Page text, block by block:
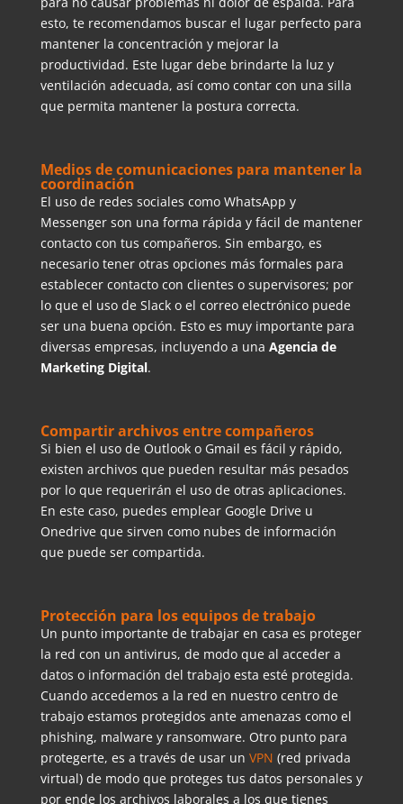
esto, te recomendamos buscar el lugar perfecto para
mantener la concentración y mejorar la
productividad. Este lugar debe brindarte la luz y
ventilación adecuada, así como contar con una silla
que permita mantener la postura correcta.
Medios de comunicaciones para mantener la
coordinación
El uso de redes sociales como WhatsApp y
Messenger son una forma rápida y fácil de mantener
contacto con tus compañeros. Sin embargo, es
necesario tener otras opciones más formales para
establecer contacto con clientes o supervisores; por
lo que el uso de Slack o el correo electrónico puede
ser una buena opción. Esto es muy importante para
diversas empresas, incluyendo a una Agencia de
Marketing Digital.
Compartir archivos entre compañeros
Si bien el uso de Outlook o Gmail es fácil y rápido,
existen archivos que pueden resultar más pesados
por lo que requerirán el uso de otras aplicaciones.
En este caso, puedes emplear Google Drive u
Onedrive que sirven como nubes de información
que puede ser compartida.
Protección para los equipos de trabajo
Un punto importante de trabajar en casa es proteger
la red con un antivirus, de modo que al acceder a
datos o información del trabajo esta esté protegida.
Cuando accedemos a la red en nuestro centro de
trabajo estamos protegidos ante amenazas como el
phishing, malware y ransomware. Otro punto para
protegerte, es a través de usar un VPN (red privada
virtual) de modo que proteges tus datos personales y
por ende los archivos laborales a los que tienes